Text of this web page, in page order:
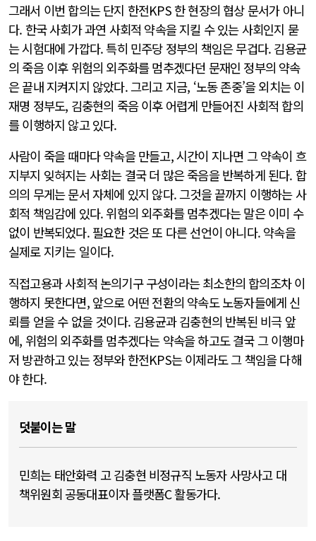
그래서 이번 합의는 단지 한전KPS 한 현장의 협상 문서가 아니
다. 한국 사회가 과연 사회적 약속을 지킬 수 있는 사회인지 묻
는 시험대에 가깝다. 특히 민주당 정부의 책임은 무겁다. 김용균
의 죽음 이후 위험의 외주화를 멈추겠다던 문재인 정부의 약속
은 끝내 지켜지지 않았다. 그리고 지금, ‘노동 존중’을 외치는 이
재명 정부도, 김충현의 죽음 이후 어렵게 만들어진 사회적 합의
를 이행하지 않고 있다.
사람이 죽을 때마다 약속을 만들고, 시간이 지나면 그 약속이 흐
지부지 잊혀지는 사회는 결국 더 많은 죽음을 반복하게 된다. 합
의의 무게는 문서 자체에 있지 않다. 그것을 끝까지 이행하는 사
회적 책임감에 있다. 위험의 외주화를 멈추겠다는 말은 이미 수
없이 반복되었다. 필요한 것은 또 다른 선언이 아니다. 약속을
실제로 지키는 일이다.
직접고용과 사회적 논의기구 구성이라는 최소한의 합의조차 이
행하지 못한다면, 앞으로 어떤 전환의 약속도 노동자들에게 신
뢰를 얻을 수 없을 것이다. 김용균과 김충현의 반복된 비극 앞
에, 위험의 외주화를 멈추겠다는 약속을 하고도 결국 그 이행마
저 방관하고 있는 정부와 한전KPS는 이제라도 그 책임을 다해
야 한다.
덧붙이는 말
민희는 태안화력 고 김충현 비정규직 노동자 사망사고 대
책위원회 공동대표이자 플랫폼C 활동가다.